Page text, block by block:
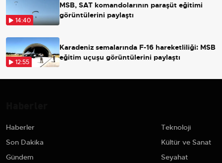
14:40
MSB, SAT komandolarının paraşüt eğitimi
görüntülerini paylaştı
12:55
Karadeniz semalarında F-16 hareketliliği: MSB
eğitim uçuşu görüntülerini paylaştı
Haberler
Son Dakika
Gündem
Teknoloji
Kültür ve Sanat
Seyahat